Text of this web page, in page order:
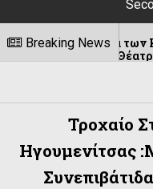
Breaking News
των Κινητών
Θέατρο Ε.Η.Μ -
Τροχαίο
Ηγουμενίτσας